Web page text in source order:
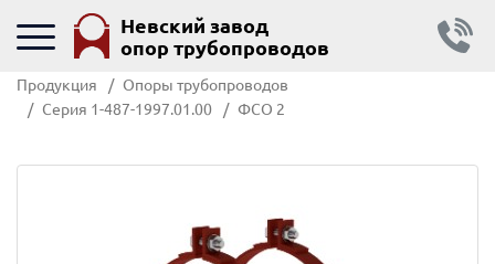
Невский завод
опор трубопроводов
Продукция
Опоры трубопроводов
Серия 1-487-1997.01.00
ФСО 2